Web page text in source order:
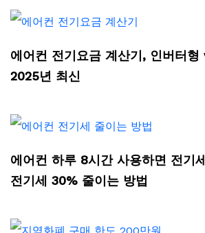
에어컨 전기요금 계산기, 인버터
2025년 최신
에어컨 하루 8시간 사용하면 전기
전기세 30% 줄이는 방법